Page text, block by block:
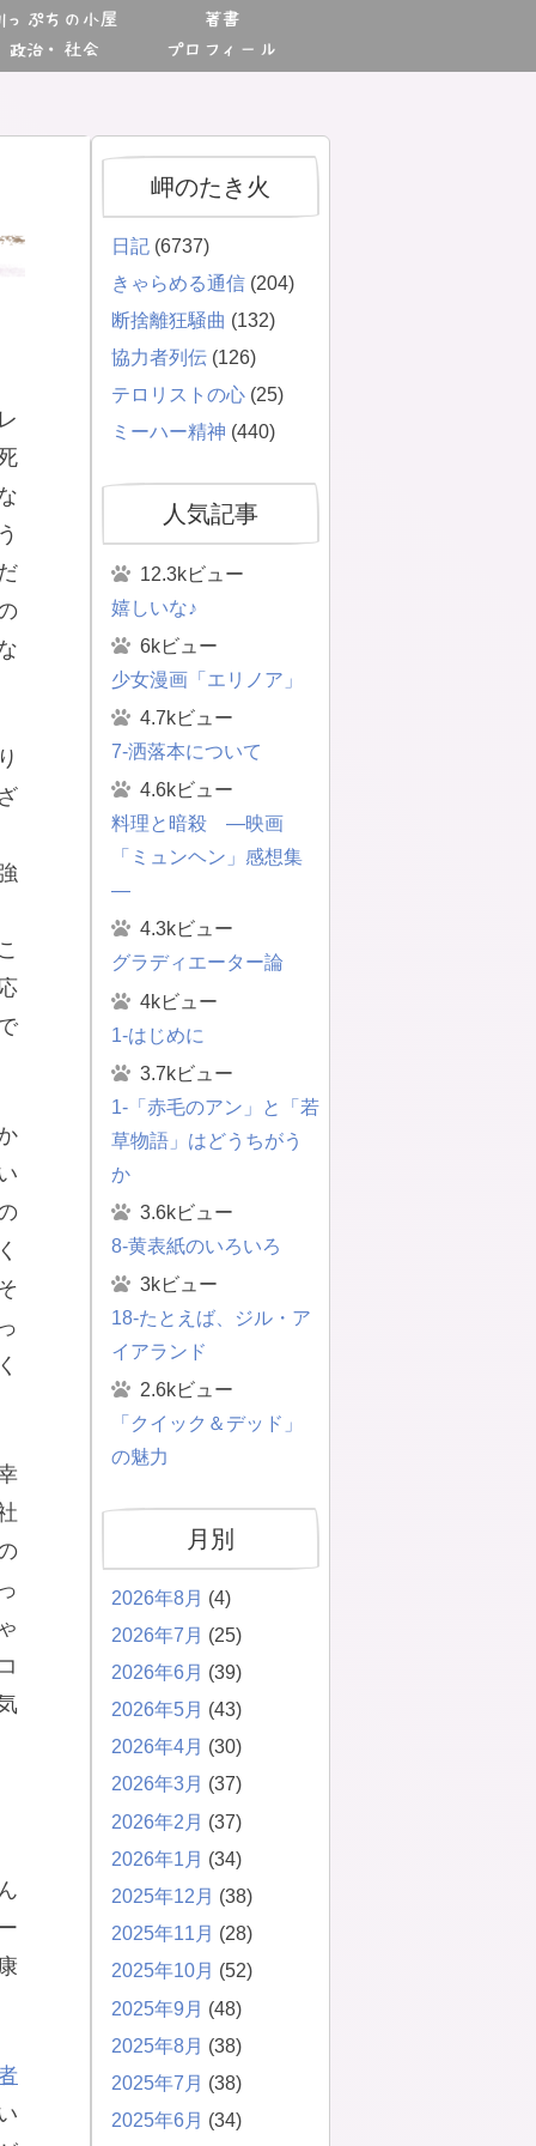
っぷちの小屋
政治・社会
著書
プロフィール
岬のたき火
日記 (6737)
きゃらめる通信 (204)
断捨離狂騒曲 (132)
協力者列伝 (126)
テロリストの心 (25)
ミーハー精神 (440)
人気記事
12.3kビュー
嬉しいな♪
6kビュー
少女漫画「エリノア」
4.7kビュー
7-洒落本について
4.6kビュー
料理と暗殺 ―映画
「ミュンヘン」感想集
―
4.3kビュー
グラディエーター論
4kビュー
1-はじめに
3.7kビュー
1-「赤毛のアン」と「若
草物語」はどうちがう
か
3.6kビュー
8-黄表紙のいろいろ
3kビュー
18-たとえば、ジル・ア
イアランド
2.6kビュー
「クイック＆デッド」
の魅力
月別
2026年8月 (4)
2026年7月 (25)
2026年6月 (39)
2026年5月 (43)
2026年4月 (30)
2026年3月 (37)
2026年2月 (37)
2026年1月 (34)
2025年12月 (38)
2025年11月 (28)
2025年10月 (52)
2025年9月 (48)
2025年8月 (38)
2025年7月 (38)
2025年6月 (34)